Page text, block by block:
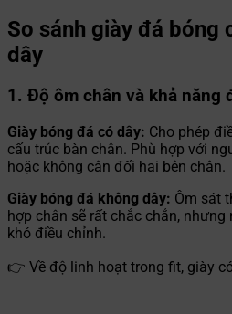
So sánh giày đá bóng
dây
1. Độ ôm chân và khả năng
Giày bóng đá có dây: Cho phép
cấu trúc bàn chân. Phù hợp với
hoặc không cân đối hai bên chân.
Giày bóng đá không dây: Ôm sát
hợp chân sẽ rất chắc chắn,
khó điều chỉnh.
👉 Về độ linh hoạt trong fit, giày